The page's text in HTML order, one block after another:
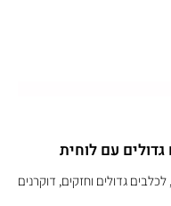
עם לוחית
גדולים וחזקים, דוקרנים